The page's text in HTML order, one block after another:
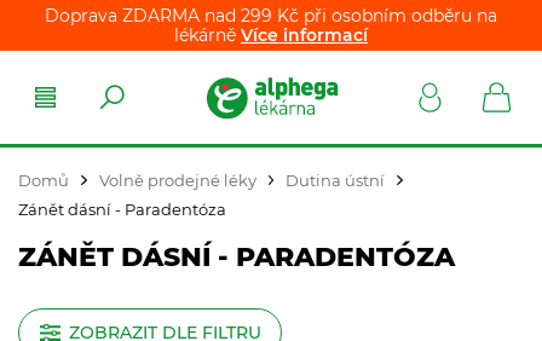
Doprava ZDARMA nad 299 Kč při osobním odběru na
lékárně Více informací
Domů Volně prodejné léky
Dutina ústní
Zánět dásní - Paradentóza
ZÁNĚT DÁSNÍ - PARADENTÓZA
ZOBRAZIT DLE FILTRU